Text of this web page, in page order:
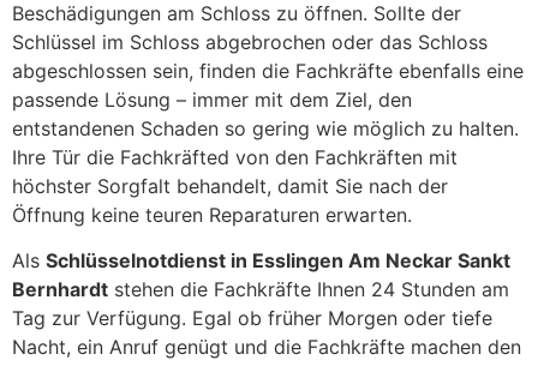
Beschädigungen am Schloss zu öffnen. Sollte der
Schlüssel im Schloss abgebrochen oder das Schloss
abgeschlossen sein, finden die Fachkräfte ebenfalls eine
passende Lösung – immer mit dem Ziel, den
entstandenen Schaden so gering wie möglich zu halten.
Ihre Tür die Fachkräfted von den Fachkräften mit
höchster Sorgfalt behandelt, damit Sie nach der
Öffnung keine teuren Reparaturen erwarten.
Als Schlüsselnotdienst in Esslingen Am Neckar Sankt
Bernhardt stehen die Fachkräfte Ihnen 24 Stunden am
Tag zur Verfügung. Egal ob früher Morgen oder tiefe
Nacht, ein Anruf genügt und die Fachkräfte machen den